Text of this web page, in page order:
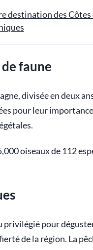
destination des Côtes
faune
divisée en deux
pour leur
oiseaux de 112
privilégié pour
de la région. La